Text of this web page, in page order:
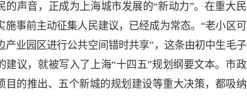
声音，正成为上海城市发展的“新动力”。在重大民
施事前主动征集人民建议，已经成为常态。“老小区可
产业园区进行公共空间错时共享”，这条由初中生毛子
建议，就被写入了上海“十四五”规划纲要文本。市政
目的推出、五个新城的规划建设等重大决策，都吸纳